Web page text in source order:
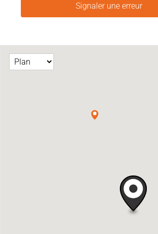
Signaler une erreur